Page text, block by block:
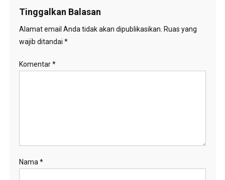
Tinggalkan Balasan
Alamat email Anda tidak akan dipublikasikan. Ruas yang
wajib ditandai *
Komentar*
Nama*